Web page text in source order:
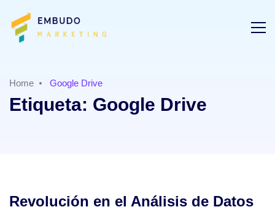
Home Google Drive
Etiqueta: Google Drive
Revolución en el Análisis de Datos